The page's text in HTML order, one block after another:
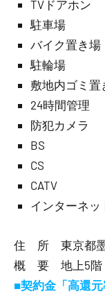
TVドアホン
駐車場
バイク置き場
駐輪場
敷地内ゴミ置
24時間管理
防犯カメラ
BS
CS
CATV
インターネッ
住 所 東京都墨
概 要 地上5階
■契約金「高還